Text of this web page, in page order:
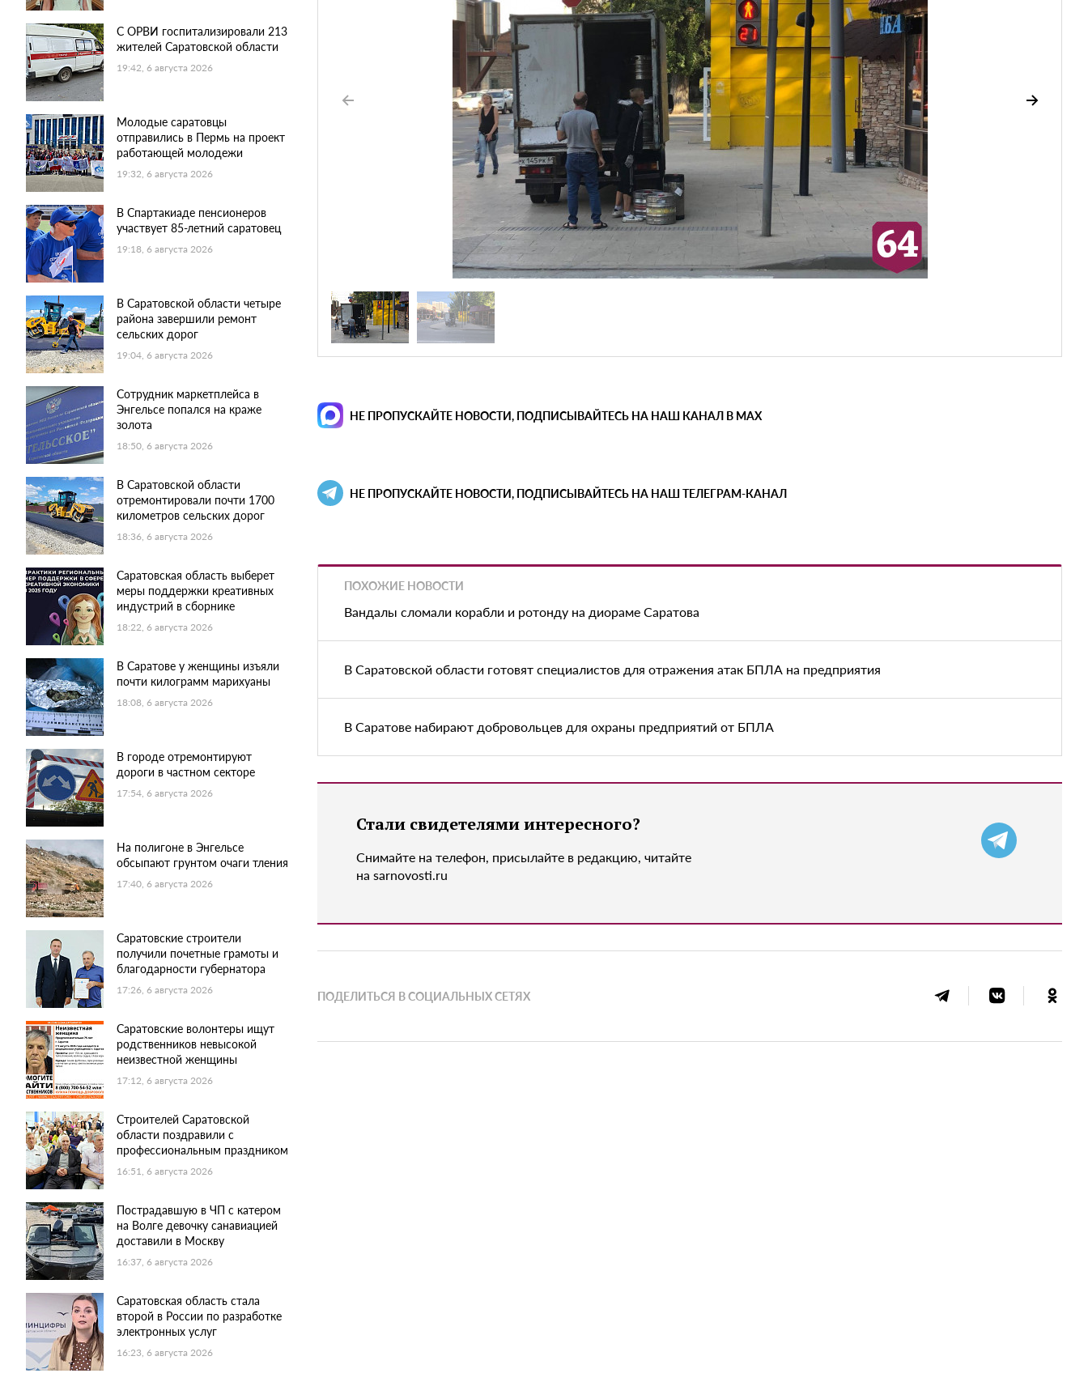
С ОРВИ госпитализировали 213
жителей Саратовской области
19:42, 6 августа 2026
Молодые саратовцы
отправились в Пермь на проект
работающей молодежи
19:32, 6 августа 2026
В Спартакиаде пенсионеров
участвует 85-летний саратовец
19:18, 6 августа 2026
В Саратовской области четыре
района завершили ремонт
сельских дорог
19:04, 6 августа 2026
Сотрудник маркетплейса в
Энгельсе попался на краже
золота
18:50, 6 августа 2026
В Саратовской области
отремонтировали почти 1700
километров сельских дорог
18:36, 6 августа 2026
Саратовская область выберет
меры поддержки креативных
индустрий в сборнике
18:22, 6 августа 2026
В Саратове у женщины изъяли
почти килограмм марихуаны
18:08, 6 августа 2026
В городе отремонтируют
дороги в частном секторе
17:54, 6 августа 2026
На полигоне в Энгельсе
обсыпают грунтом очаги тления
17:40, 6 августа 2026
Саратовские строители
получили почетные грамоты и
благодарности губернатора
17:26, 6 августа 2026
Саратовские волонтеры ищут
родственников невысокой
неизвестной женщины
17:12, 6 августа 2026
Строителей Саратовской
области поздравили с
профессиональным праздником
16:51, 6 августа 2026
Пострадавшую в ЧП с катером
на Волге девочку санавиацией
доставили в Москву
16:37, 6 августа 2026
Саратовская область стала
второй в России по разработке
электронных услуг
16:23, 6 августа 2026
НЕ ПРОПУСКАЙТЕ НОВОСТИ, ПОДПИСЫВАЙТЕСЬ НА НАШ КАНАЛ В MAX
НЕ ПРОПУСКАЙТЕ НОВОСТИ, ПОДПИСЫВАЙТЕСЬ НА НАШ ТЕЛЕГРАМ-КАНАЛ
ПОХОЖИЕ НОВОСТИ
Вандалы сломали корабли и ротонду на диораме Саратова
В Саратовской области готовят специалистов для отражения атак БПЛА на предприятия
В Саратове набирают добровольцев для охраны предприятий от БПЛА
Стали свидетелями интересного?
Снимайте на телефон, присылайте в редакцию, читайте
на sarnovosti.ru
ПОДЕЛИТЬСЯ В СОЦИАЛЬНЫХ СЕТЯХ